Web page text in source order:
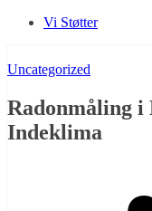
Vi Støtter
Uncategorized
Radonmåling i
Indeklima